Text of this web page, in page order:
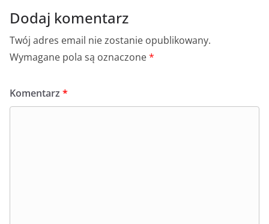
Dodaj komentarz
Twój adres email nie zostanie opublikowany.
Wymagane pola są oznaczone*
Komentarz *